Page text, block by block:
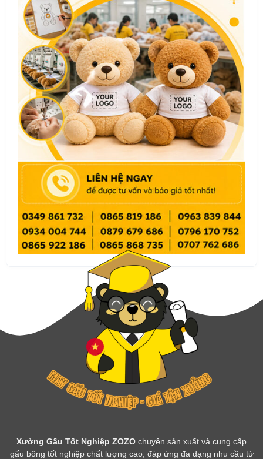
Xưởng Gấu Tốt Nghiệp ZOZO chuyên sản xuất và cung cấp
gấu bông tốt nghiệp chất lượng cao, đáp ứng đa dạng nhu cầu từ